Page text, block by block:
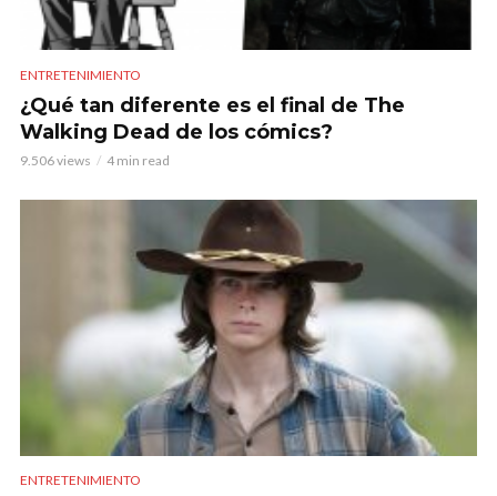
ENTRETENIMIENTO
¿Qué tan diferente es el final de The
Walking Dead de los cómics?
9.506 views 4 min read
ENTRETENIMIENTO